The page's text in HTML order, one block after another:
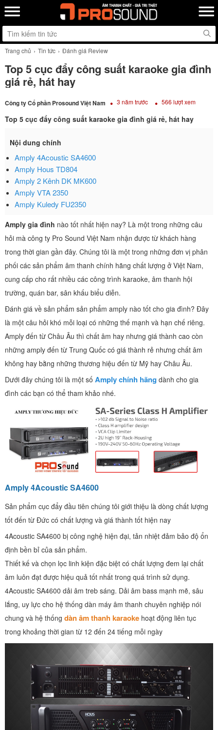
Trang chủ Tin tức Đánh giá Review
Top 5 cục đẩy công suất karaoke gia đình
giá rẻ, hát hay
Công ty Cổ phần Prosound Việt Nam 3 năm trước 566 lượt xem
Top 5 cục đẩy công suất karaoke gia đình giá rẻ, hát hay
Nội dung chính
Amply 4Acoustic SA4600
Amply Hous TD804
Amply 2 Kênh DK MK600
Amply VTA 2350
Amply Kuledy FU2350
Amply gia đình nào tốt nhất hiện nay? Là một trong những câu
hỏi mà công ty Pro Sound Việt Nam nhận được từ khách hàng
trong thời gian gần đây. Chúng tôi là một trong những đơn vị phân
phối các sản phẩm âm thanh chính hãng chất lượng ở Việt Nam,
cung cấp cho rất nhiều các công trình karaoke, âm thanh hội
trường, quán bar, sân khấu biểu diễn.
Đánh giá về sản phẩm sản phẩm amply nào tốt cho gia đình? Đây
là một câu hỏi khó mỗi loại có những thế mạnh và hạn chế riêng.
Amply đến từ Châu Âu thì chất âm hay nhưng giá thành cao còn
những amply đến từ Trung Quốc có giá thành rẻ nhưng chất âm
không hay bằng những thương hiệu đến từ Mỹ hay Châu Âu.
Dưới đây chúng tôi là một số Amply chính hãng dành cho gia
đình các bạn có thể tham khảo nhé.
Amply 4Acoustic SA4600
Sản phẩm cục đẩy đầu tiên chúng tôi giới thiệu là dòng chất lượng
tốt đến từ Đức có chất lượng và giá thành tốt hiện nay
4Acoustic SA4600 bị công nghệ hiện đại, tản nhiệt đảm bảo độ ổn
định bền bỉ của sản phẩm.
Thiết kế và chọn lọc linh kiện đặc biệt có chất lượng đem lại chất
âm luôn đạt được hiệu quả tốt nhất trong quá trình sử dụng.
4Acoustic SA4600 dải âm treb sáng. Dải âm bass mạnh mẽ, sâu
lắng, uy lực cho hệ thống dàn máy âm thanh chuyên nghiệp nói
chung và hệ thống dàn âm thanh karaoke hoạt động liên tục
trong khoảng thời gian từ 12 đến 24 tiếng mỗi ngày